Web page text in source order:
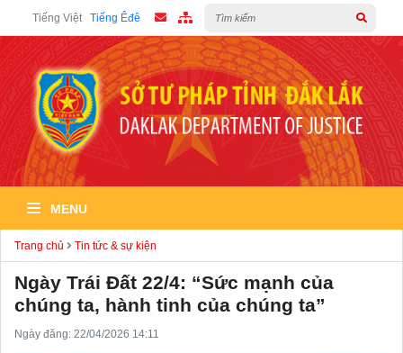
Tiếng Việt Tiếng Êđê
MENU
Trang chủ Tin tức & sự kiện
Ngày Trái Đất 22/4: “Sức mạnh của
chúng ta, hành tinh của chúng ta”
Ngày đăng: 22/04/2026 14:11